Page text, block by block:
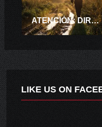
ATENCIÓN: DIRECCIÓN GENERAL DE MOVILIZACIÓN NACIONAL SUSPENDE LA CAZA EN TODO EL PAÍS.
LIKE US ON